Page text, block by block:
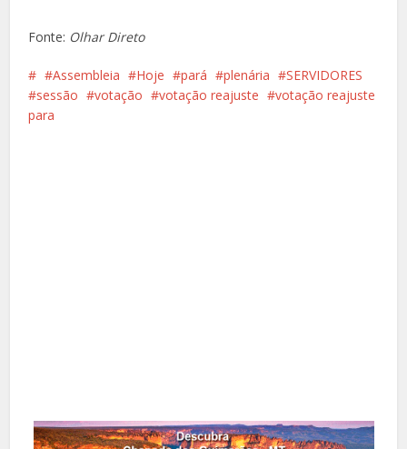
Fonte: Olhar Direto
Assembleia Hoje pará plenária
SERVIDORES
sessão
votação votação reajuste
votação reajuste
para